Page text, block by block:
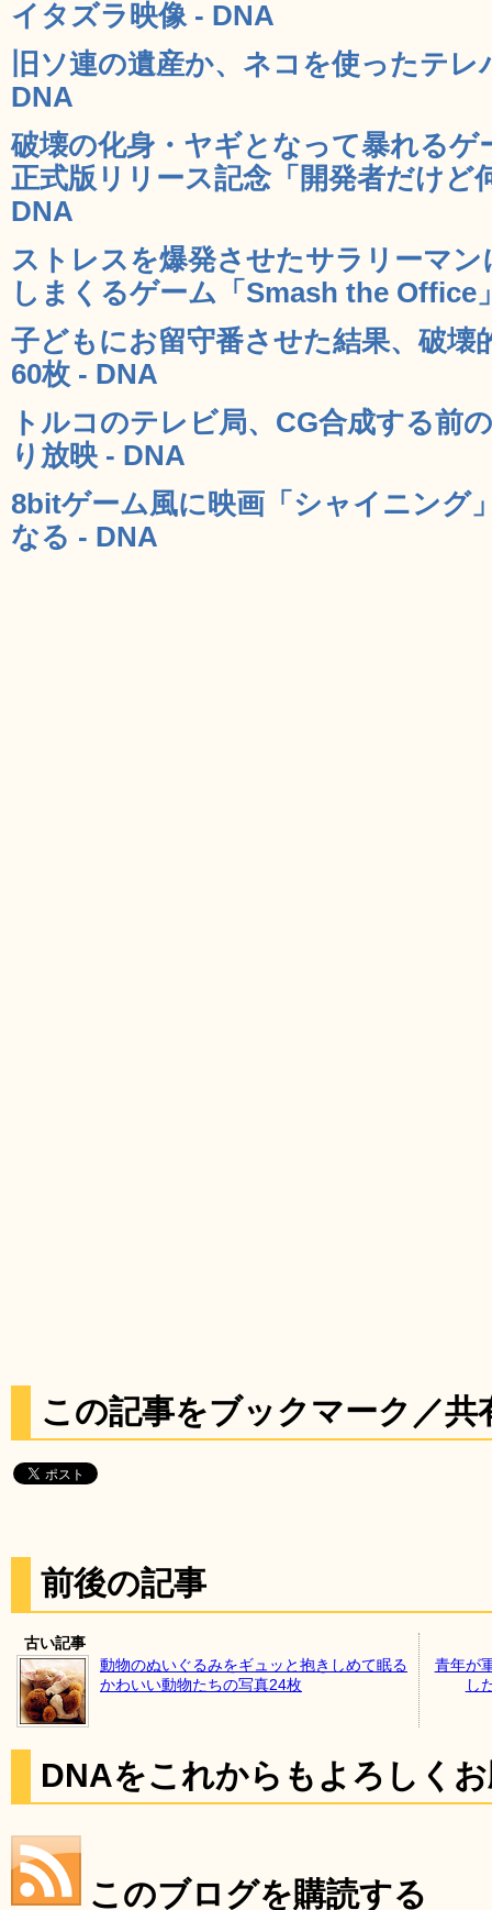
イタズラ映像 - DNA
旧ソ連の遺産か、ネコを使ったテ
DNA
破壊の化身・ヤギとなって暴れる
正式版リリース記念「開発者だけど
DNA
ストレスを爆発させたサラリーマ
しまくるゲーム「Smash the Office
子どもにお留守番させた結果、破壊
60枚 - DNA
トルコのテレビ局、CG合成する前
り放映 - DNA
8bitゲーム風に映画「シャイニング
なる - DNA
この記事をブックマーク／共
前後の記事
古い記事
動物のぬいぐるみをギュッと抱きしめて眠る
かわいい動物たちの写真24枚
青年が
し
DNAをこれからもよろしく
このブログを購読する